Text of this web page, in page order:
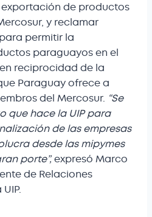
de productos
y reclamar
permitir la
paraguayos en el
reciprocidad de la
Paraguay ofrece a
del Mercosur. “Se
que hace la UIP para
de las empresas
desde las mipymes
porte”,expresó Marco
de Relaciones